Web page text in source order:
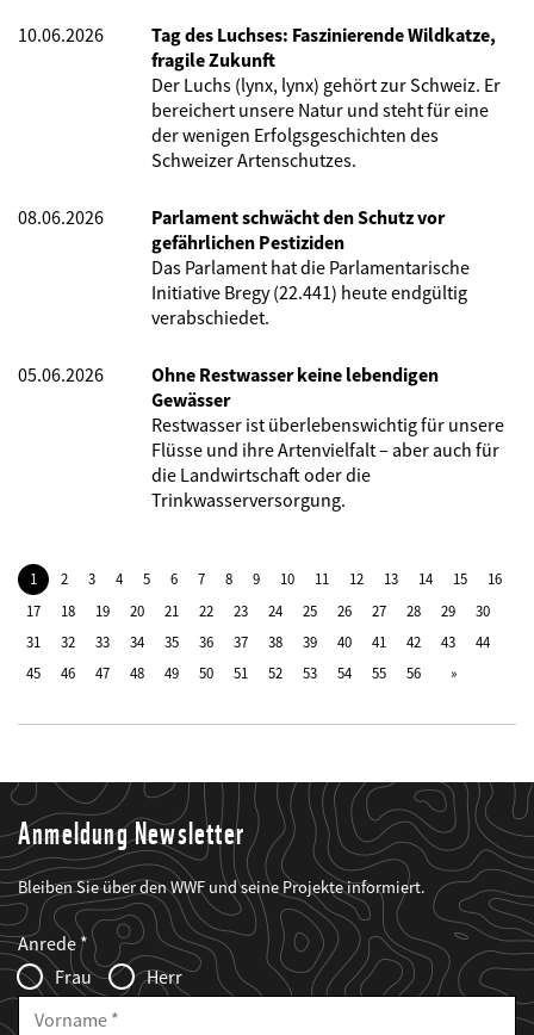
10.06.2026
Tag des Luchses: Faszinierende Wildkatze,
fragile Zukunft
Der Luchs (lynx, lynx) gehört zur Schweiz. Er
bereichert unsere Natur und steht für eine
der wenigen Erfolgsgeschichten des
Schweizer Artenschutzes.
08.06.2026
Parlament schwächt den Schutz vor
gefährlichen Pestiziden
Das Parlament hat die Parlamentarische
Initiative Bregy (22.441) heute endgültig
verabschiedet.
05.06.2026
Ohne Restwasser keine lebendigen
Gewässer
Restwasser ist überlebenswichtig für unsere
Flüsse und ihre Artenvielfalt – aber auch für
die Landwirtschaft oder die
Trinkwasserversorgung.
1 2 3 4 5 6 7 8 9 10 11 12 13 14 15
16
17
18 19 20 21 22 23 24 25 26 27 28 29
30
31
32 33 34 35 36 37 38 39 40 41 42 43
44
45
46 47 48 49 50 51 52 53 54 55 56
Anmeldung Newsletter
Bleiben Sie über den WWF und seine Projekte informiert.
Web2Case
Infofelder
Fieldset
anrede_name
Anrede
Frau
Herr
Vorname